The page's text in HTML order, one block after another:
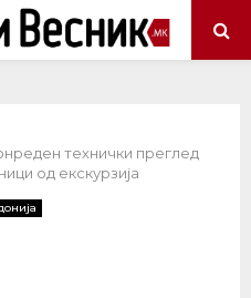
технички преглед
од екскурзија